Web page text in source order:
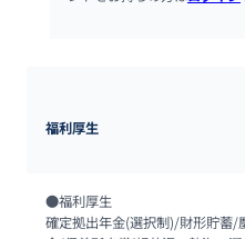
福利厚生
●福利厚生
確定拠出年金(選択制)/財形貯蓄